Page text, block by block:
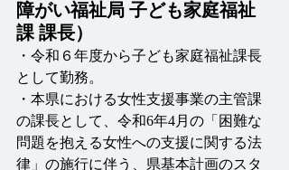
障がい福祉局 子ども家庭福祉
課 課長）
・令和６年度から子ども家庭福祉課長
として勤務。
・本県における女性支援事業の主管課
の課長として、令和6年4月の「困難な
問題を抱える女性への支援に関する法
律」の施行に伴う、県基本計画のスタ